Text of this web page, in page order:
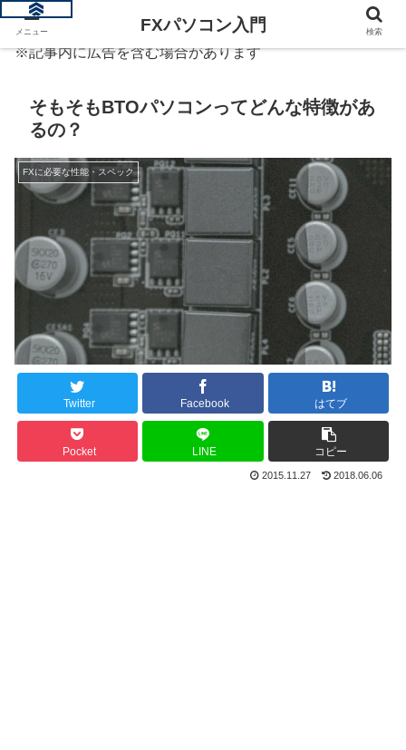
※記事内に広告を含む場合があります
そもそもBTOパソコンってどんな特徴があ
るの？
FXに必要な性能・スペック
Twitter Facebook はてブ
Pocket LINE コピー
2015.11.27 2018.06.06
メニュー FXパソコン入門 検索